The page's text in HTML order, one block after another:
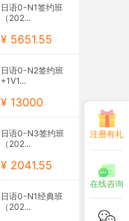
日语0-N1签约班
（202...
¥ 5651.55
日语0-N2签约班
+1V1...
¥ 13000
日语0-N3签约班
（202...
¥ 2041.55
日语0-N1经典班
（202...
注册有礼
在线咨询